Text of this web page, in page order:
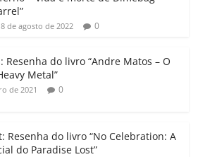
ss
ro
o
ar
8 de agosto de 2022 0
Resenha do livro “Andre Matos – O
Metal”
de 2021 0
Resenha do livro “No Celebration: A
do Paradise Lost”